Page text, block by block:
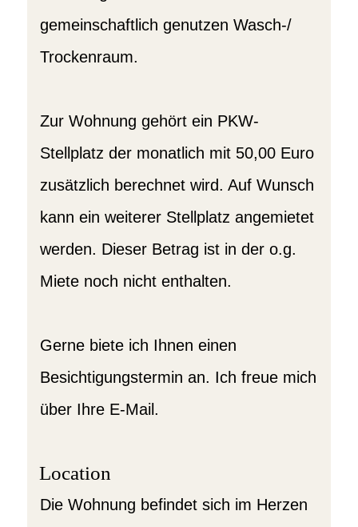
gemeinschaftlich genutzen Wasch-/
Trockenraum.
Zur Wohnung gehört ein PKW-
Stellplatz der monatlich mit 50,00 Euro
zusätzlich berechnet wird. Auf Wunsch
kann ein weiterer Stellplatz angemietet
werden. Dieser Betrag ist in der o.g.
Miete noch nicht enthalten.
Gerne biete ich Ihnen einen
Besichtigungstermin an. Ich freue mich
über Ihre E-Mail.
Location
Die Wohnung befindet sich im Herzen